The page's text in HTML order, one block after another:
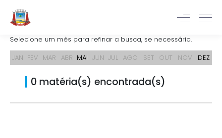
Selecione um mês para refinar a busca, se necessário.
JAN FEV MAR ABR MAI JUN JUL AGO SET OUT NOV DEZ
0 matéria(s) encontrada(s)